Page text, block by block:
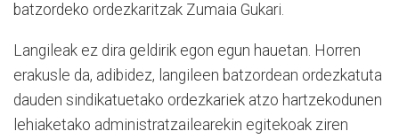
batzordeko ordezkaritzak Zumaia Gukari.
Langileak ez dira geldirik egon egun hauetan. Horren
erakusle da, adibidez, langileen batzordean ordezkatuta
dauden sindikatuetako ordezkariek atzo hartzekodunen
lehiaketako administratzailearekin egitekoak ziren